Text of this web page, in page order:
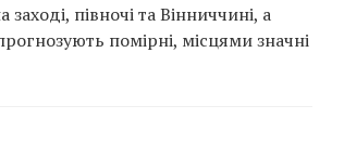
півночі та Вінниччині, а
помірні, місцями значні